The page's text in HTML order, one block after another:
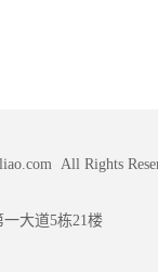
All Rights
大道5栋21楼